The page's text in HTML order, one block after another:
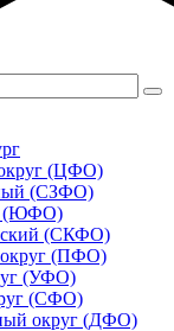
(ЦФО)
(СЗФО)
(ЮФО)
(СКФО)
(ПФО)
(УФО)
(СФО)
округ (ДФО)